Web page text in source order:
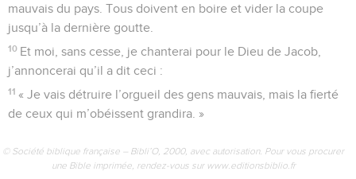
mauvais du pays. Tous doivent en boire et vider la coupe
jusqu’à la dernière goutte.
10 Et moi, sans cesse, je chanterai pour le Dieu de Jacob,
j’annoncerai qu’il a dit ceci :
11 « Je vais détruire l’orgueil des gens mauvais, mais la fierté
de ceux qui m’obéissent grandira. »
© Société biblique française – Bibli’O, 2000, avec autorisation. Pour vous procurer
une Bible imprimée, rendez-vous sur www.editionsbiblio.fr